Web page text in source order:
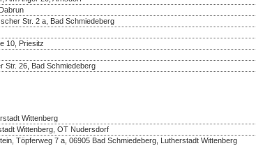
Str. 2 a, Bad Schmiedeberg
10, Priesitz
Str. 26, Bad Schmiedeberg
Wittenberg
Wittenberg, OT Nudersdorf
Töpferweg 7 a, 06905 Bad Schmiedeberg, Lutherstadt Wittenberg